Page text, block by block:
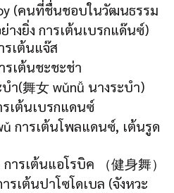
(คนที่ชื่นชอบในวัฒนธรรม
างยิ่ง การเต้นเบรกแด๊นซ์)
รเต้นแจ๊ส
รเต้นชะชะช่า
ำ(舞女 wǔnǚ นางระบำ)
เต้นเบรกแดนซ์
การเต้นโพลแดนซ์, เต้นรูด
ารเต้นแอโรบิค （健身舞）
รเต้นปาโซโดเบล (จังหวะ